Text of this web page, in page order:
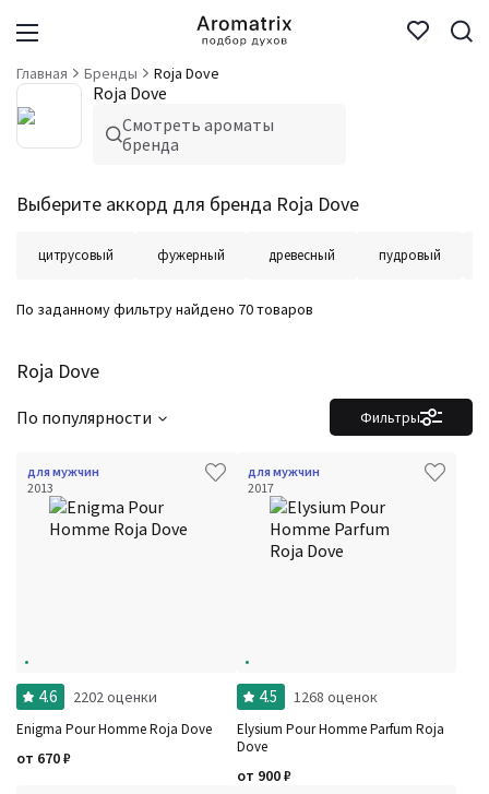
Главная Бренды Roja Dove
Roja Dove
Смотреть ароматы
бренда
Выберите аккорд для бренда Roja Dove
цитрусовый фужерный древесный пудровый
Roja Dove
По заданному фильтру найдено 70 товаров
Фильтры
По популярности
для мужчин
2013
4.6 2202 оценки
Enigma Pour Homme Roja Dove
от 670₽
для мужчин
2017
4.5 1268 оценок
Elysium Pour Homme Parfum Roja
Dove
от 900₽